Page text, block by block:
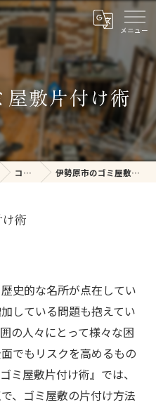
屋敷片付け術
コラム 伊勢原市のゴミ屋敷片付け術
術
史的な名所が点在してい
している問題も抱えてい
の人々にとって様々な困
でもリスクを高めるもの
ミ屋敷片付け術』では、
、ゴミ屋敷の片付け方法